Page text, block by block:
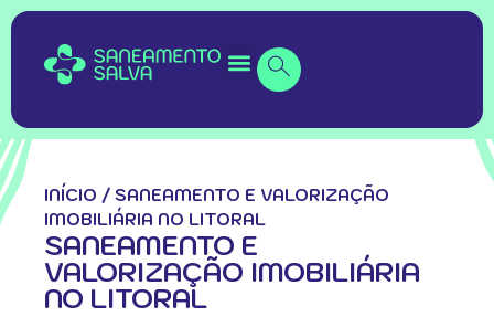
INÍCIO / SANEAMENTO E VALORIZAÇÃO
IMOBILIÁRIA NO LITORAL
SANEAMENTO E
VALORIZAÇÃO IMOBILIÁRIA
NO LITORAL